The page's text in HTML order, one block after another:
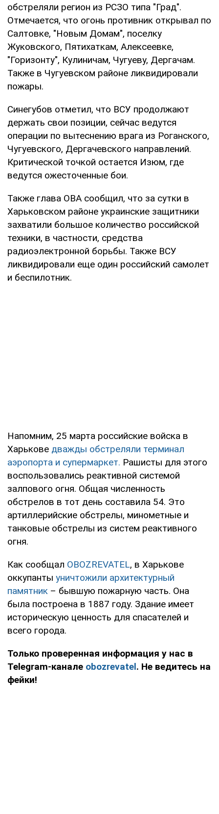
обстреляли регион из РСЗО типа "Град".
Отмечается, что огонь противник открывал по
Салтовке, "Новым Домам", поселку
Жуковского, Пятихаткам, Алексеевке,
"Горизонту", Кулиничам, Чугуеву, Дергачам.
Также в Чугуевском районе ликвидировали
пожары.
Синегубов отметил, что ВСУ продолжают
держать свои позиции, сейчас ведутся
операции по вытеснению врага из Роганского,
Чугуевского, Дергачевского направлений.
Критической точкой остается Изюм, где
ведутся ожесточенные бои.
Также глава ОВА сообщил, что за сутки в
Харьковском районе украинские защитники
захватили большое количество российской
техники, в частности, средства
радиоэлектронной борьбы. Также ВСУ
ликвидировали еще один российский самолет
и беспилотник.
Напомним, 25 марта российские войска в
Харькове дважды обстреляли терминал
аэропорта и супермаркет. Рашисты для этого
воспользовались реактивной системой
залпового огня. Общая численность
обстрелов в тот день составила 54. Это
артиллерийские обстрелы, минометные и
танковые обстрелы из систем реактивного
огня.
Как сообщал OBOZREVATEL, в Харькове
оккупанты уничтожили архитектурный
памятник – бывшую пожарную часть. Она
была построена в 1887 году. Здание имеет
историческую ценность для спасателей и
всего города.
Только проверенная информация у нас в
Telegram-канале obozrevatel. Не ведитесь на
фейки!